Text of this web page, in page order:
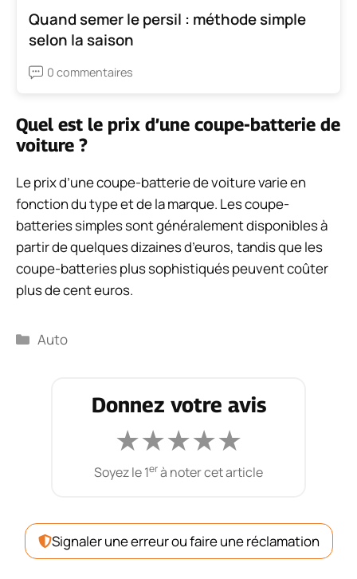
Quand semer le persil : méthode simple
selon la saison
0 commentaires
Quel est le prix d’une coupe-batterie de
voiture ?
Le prix d’une coupe-batterie de voiture varie en
fonction du type et de la marque. Les coupe-
batteries simples sont généralement disponibles à
partir de quelques dizaines d’euros, tandis que les
coupe-batteries plus sophistiqués peuvent coûter
plus de cent euros.
Catégories
Auto
Donnez votre avis
★★★★★
Soyez le 1erà noter cet article
Signaler une erreur ou faire une réclamation